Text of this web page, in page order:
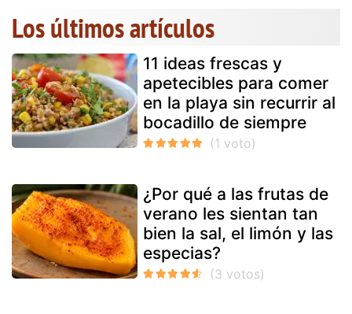
Los últimos artículos
11 ideas frescas y
apetecibles para comer
en la playa sin recurrir al
bocadillo de siempre
¿Por qué a las frutas de
verano les sientan tan
bien la sal, el limón y las
especias?